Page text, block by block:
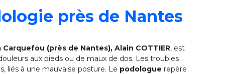
près de Nantes
(près de Nantes), Alain COTTIER, est
aux pieds ou de maux de dos. Les troubles
liés à une mauvaise posture. Le podologue repère